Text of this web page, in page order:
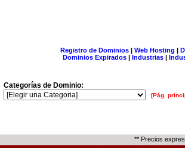
Registro de Dominios| Web Hosting |
Dominios Expirados | Industrias |
Categorías de Dominio:
[Pág.
** Precios